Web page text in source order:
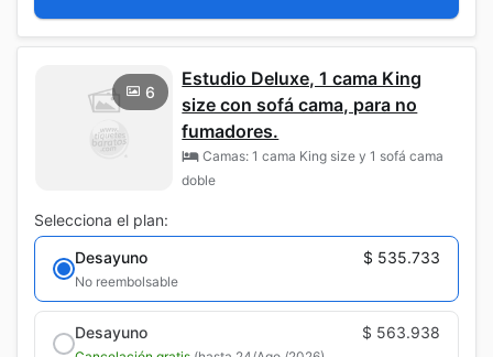
6
Estudio Deluxe, 1 cama King
size con sofá cama, para no
fumadores.
Camas: 1 cama King size y 1 sofá cama
doble
Selecciona el plan:
Desayuno
$ 535.733
No reembolsable
Desayuno $ 563.938